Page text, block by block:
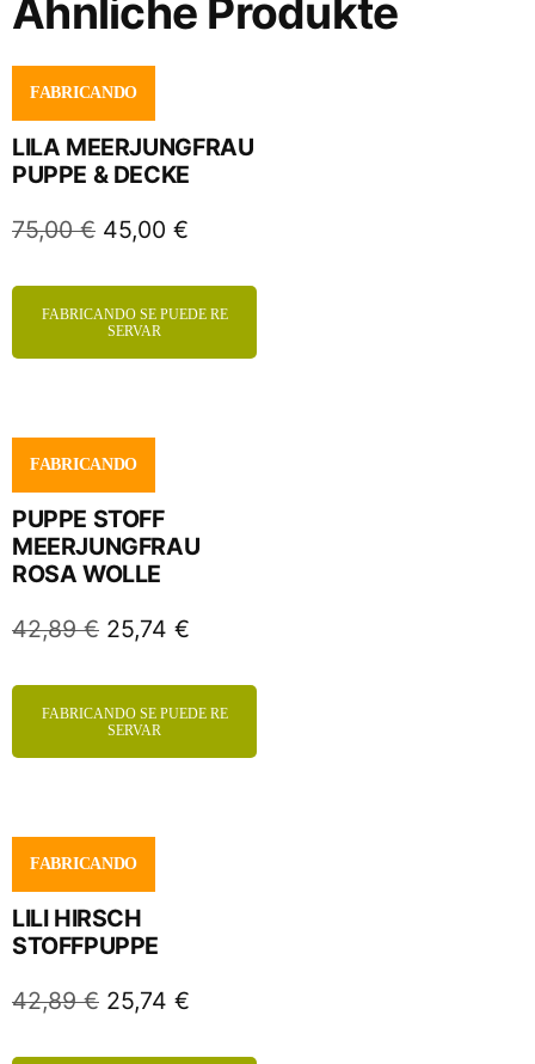
Ähnliche Produkte
FABRICANDO
LILA MEERJUNGFRAU
PUPPE & DECKE
75,00€ 45,00 €
FABRICANDO SE PUEDE RE
SERVAR
FABRICANDO
PUPPE STOFF
MEERJUNGFRAU
ROSA WOLLE
42,89€ 25,74 €
FABRICANDO SE PUEDE RE
SERVAR
FABRICANDO
LILI HIRSCH
STOFFPUPPE
42,89€ 25,74 €